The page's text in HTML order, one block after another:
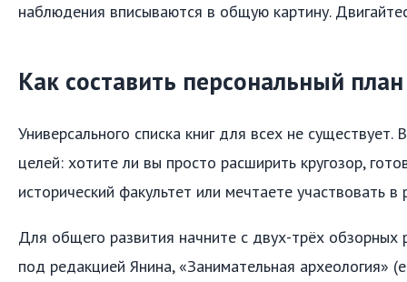
наблюдения вписываются в общую картину.
Как составить персональный
Универсального списка книг для всех не
целей: хотите ли вы просто расширить кругозор,
исторический факультет или мечтаете участвовать в
Для общего развития начните с двух-трёх обзорных
под редакцией Янина, «Занимательная археология»